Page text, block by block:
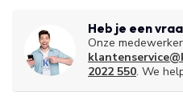
Heb je een
Onze
2022 550. We